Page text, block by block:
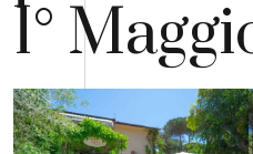
1°